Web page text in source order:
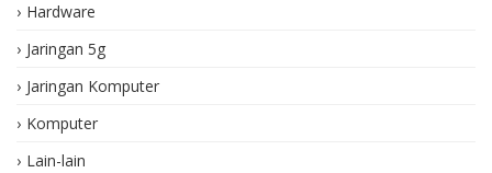
Hardware
Jaringan 5g
Jaringan Komputer
Komputer
Lain-lain